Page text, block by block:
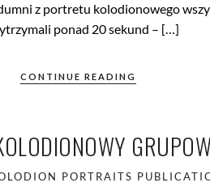
z portretu kolodionowego
ponad 20 sekund – […]
CONTINUE READING
PORTRAITS